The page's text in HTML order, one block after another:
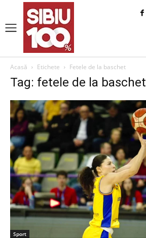
Acasă Etichete Fetele de la baschet
Tag: fetele de la baschet
Sport